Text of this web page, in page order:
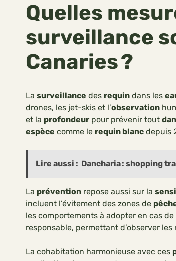
Quelles
surveillance
Canaries ?
La surveillance des requin dans les
drones, les jet-skis et l’observation
et la profondeur pour prévenir tout
espèce comme le requin blanc depuis
Lire aussi : Dancharia : shopping
La prévention repose aussi sur la
incluent l’évitement des zones de
les comportements à adopter en cas
responsable, permettant d’observer
La cohabitation harmonieuse avec ces